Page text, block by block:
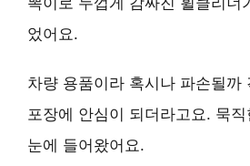
었어요.
차량 용품이라 혹시나 파손될까
포장에 안심이 되더라고요. 묵
눈에 들어왔어요.